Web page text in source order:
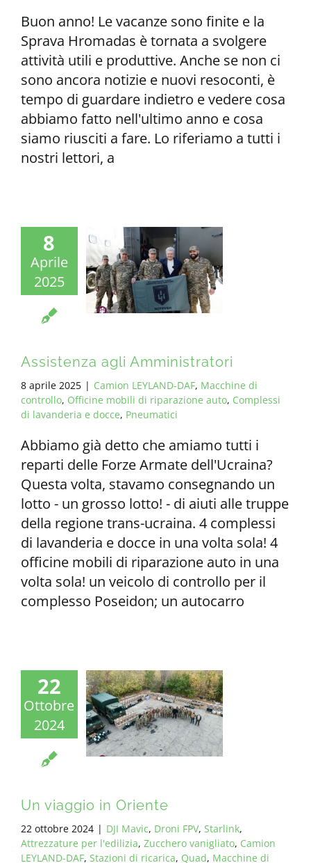
Buon anno! Le vacanze sono finite e la
Sprava Hromadas è tornata a svolgere
attività utili e produttive. Anche se non ci
sono ancora notizie e nuovi resoconti, è
tempo di guardare indietro e vedere cosa
abbiamo fatto nell'ultimo anno e cosa
siamo riusciti a fare. Lo riferiamo a tutti i
nostri lettori, a
8
Aprile
2025
Assistenza agli Amministratori
8 aprile 2025 | Camion LEYLAND-DAF, Macchine di
controllo, Officine mobili di riparazione auto, Complessi
di lavanderia e docce, Pneumatici
Abbiamo già detto che amiamo tutti i
reparti delle Forze Armate dell'Ucraina?
Questa volta, stavamo consegnando un
lotto - un grosso lotto! - di aiuti alle truppe
della regione trans-ucraina. 4 complessi
di lavanderia e docce in una volta sola! 4
officine mobili di riparazione auto in una
volta sola! un veicolo di controllo per il
complesso Poseidon; un autocarro
22
Ottobre
2024
Un viaggio in Oriente
22 ottobre 2024 | DJI Mavic, Droni FPV, Starlink,
Attrezzature per l'edilizia, Zucchero vanigliato, Camion
LEYLAND-DAF, Stazioni di ricarica, Quad, Macchine di